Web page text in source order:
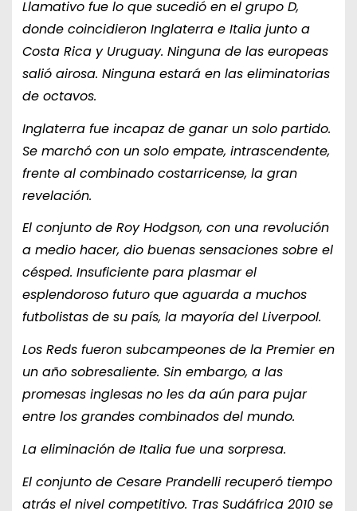
Llamativo fue lo que sucedió en el grupo D,
donde coincidieron Inglaterra e Italia junto a
Costa Rica y Uruguay. Ninguna de las europeas
salió airosa. Ninguna estará en las eliminatorias
de octavos.
Inglaterra fue incapaz de ganar un solo partido.
Se marchó con un solo empate, intrascendente,
frente al combinado costarricense, la gran
revelación.
El conjunto de Roy Hodgson, con una revolución
a medio hacer, dio buenas sensaciones sobre el
césped. Insuficiente para plasmar el
esplendoroso futuro que aguarda a muchos
futbolistas de su país, la mayoría del Liverpool.
Los Reds fueron subcampeones de la Premier en
un año sobresaliente. Sin embargo, a las
promesas inglesas no les da aún para pujar
entre los grandes combinados del mundo.
La eliminación de Italia fue una sorpresa.
El conjunto de Cesare Prandelli recuperó tiempo
atrás el nivel competitivo. Tras Sudáfrica 2010 se